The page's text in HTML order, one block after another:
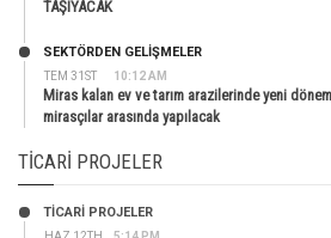
TAŞIYACAK
TEM 31ST 10:12 AM
SEKTÖRDEN GELIŞMELER
Miras kalan ev ve tarım arazilerinde yeni
mirasçılar arasında yapılacak
TICARI PROJELER
TİCARİ PROJELER